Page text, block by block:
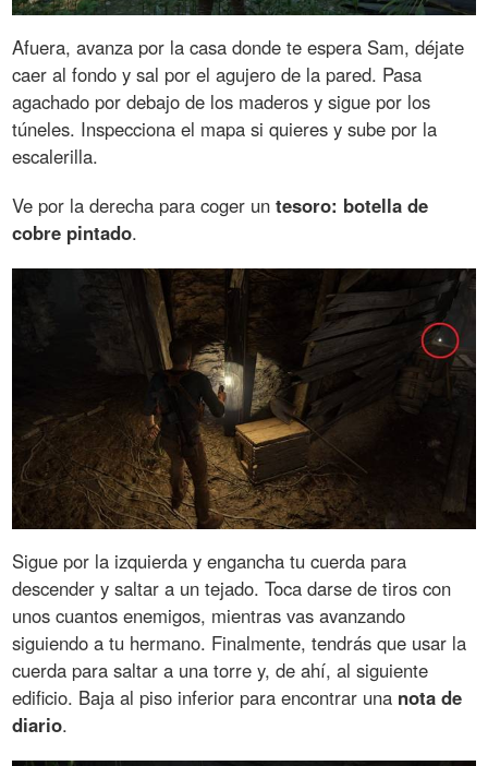
Afuera, avanza por la casa donde te espera Sam, déjate
caer al fondo y sal por el agujero de la pared. Pasa
agachado por debajo de los maderos y sigue por los
túneles. Inspecciona el mapa si quieres y sube por la
escalerilla.
Ve por la derecha para coger untesoro: botella de
cobre pintado.
Sigue por la izquierda y engancha tu cuerda para
descender y saltar a un tejado. Toca darse de tiros con
unos cuantos enemigos, mientras vas avanzando
siguiendo a tu hermano. Finalmente, tendrás que usar la
cuerda para saltar a una torre y, de ahí, al siguiente
edificio. Baja al piso inferior para encontrar una nota de
diario.